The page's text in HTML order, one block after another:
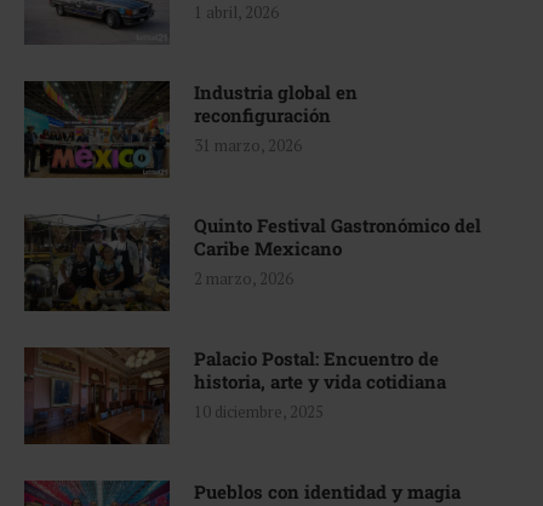
1 abril, 2026
Industria global en
reconfiguración
31 marzo, 2026
Quinto Festival Gastronómico del
Caribe Mexicano
2 marzo, 2026
Palacio Postal: Encuentro de
historia, arte y vida cotidiana
10 diciembre, 2025
Pueblos con identidad y magia